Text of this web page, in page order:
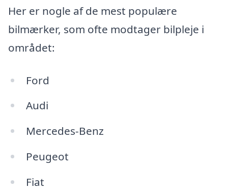
Her er nogle af de mest populære
bilmærker, som ofte modtager bilpleje i
området:
Ford
Audi
Mercedes-Benz
Peugeot
Fiat